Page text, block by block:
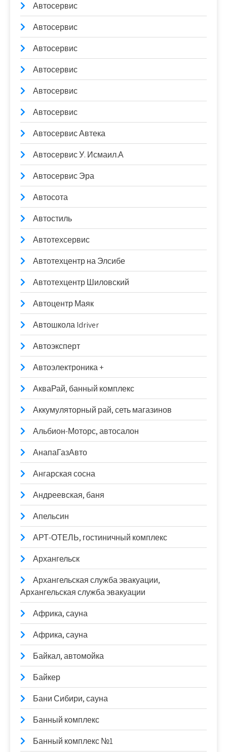
Автосервис
Автосервис
Автосервис
Автосервис
Автосервис
Автосервис
Автосервис Автека
Автосервис У. Исмаил.А
Автосервис Эра
Автосота
Автостиль
Автотехсервис
Автотехцентр на Элсибе
Автотехцентр Шиловский
Автоцентр Маяк
Автошкола Idriver
Автоэксперт
Автоэлектроника +
АкваРай, банный комплекс
Аккумуляторный рай, сеть магазинов
Альбион-Моторс, автосалон
АнапаГазАвто
Ангарская сосна
Андреевская, баня
Апельсин
АРТ-ОТЕЛЬ, гостиничный комплекс
Архангельск
Архангельская служба эвакуации,
Архангельская служба эвакуации
Африка, сауна
Африка, сауна
Байкал, автомойка
Байкер
Бани Сибири, сауна
Банный комплекс
Банный комплекс №1